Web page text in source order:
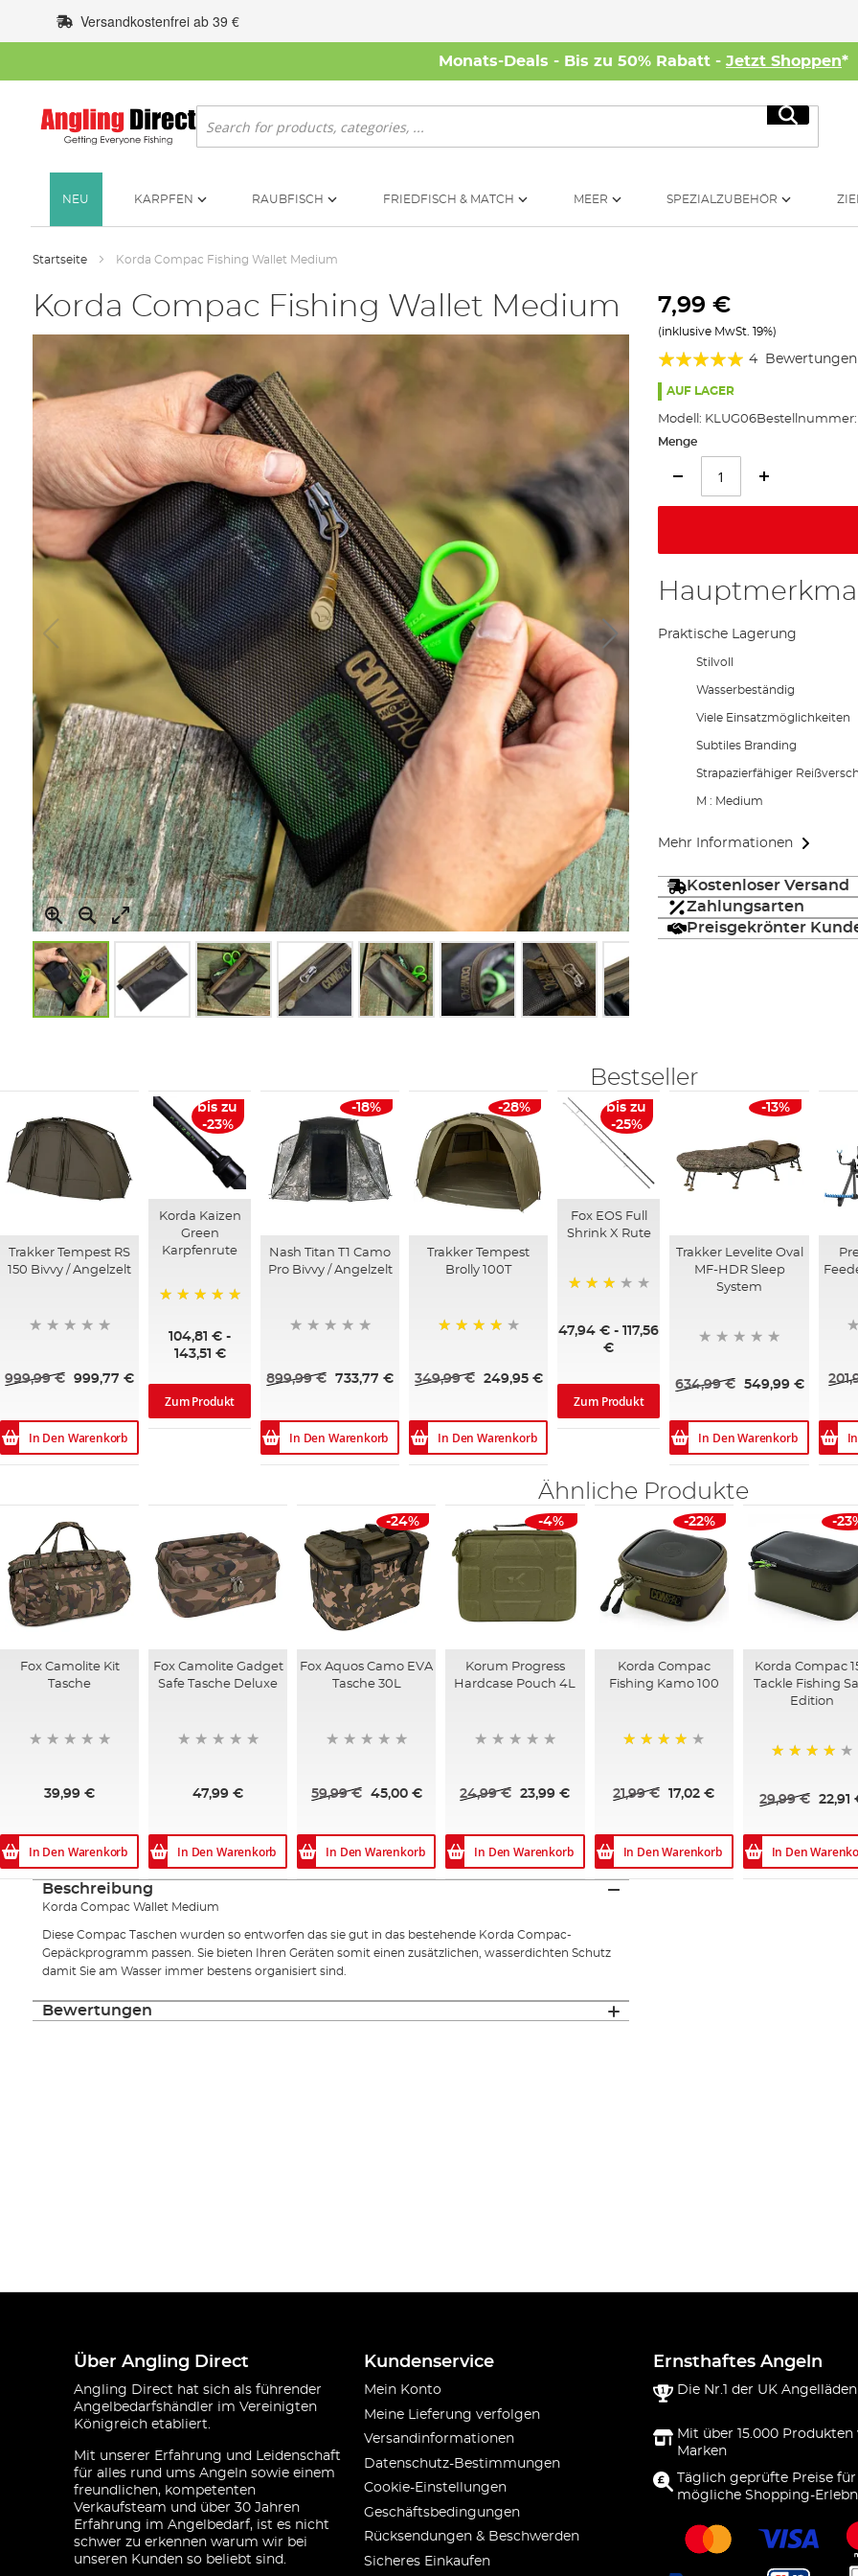
Inhalt
springen
Versandkostenfrei ab 39 €
Monats-Deals - Bis zu 50% Rabatt - Jetzt Shoppen*
Suche
Suche
NEU KARPFEN RAUBFISCH FRIEDFISCH & MATCH MEER SPEZIALZUBEHÖR
Startseite Korda Compac Fishing Wallet Medium
Korda Compac Fishing Wallet Medium
Bildgalerie
springen
7,99 €
(inklusive MwSt. 19%)
Bewertung:
100%
4 Bewertungen
AUF LAGER
Modell: KLUG06Bestellnummer:
Menge
Praktische Lagerung
Stilvoll
Wasserbeständig
Viele Einsatzmöglichkeiten
Subtiles Branding
Strapazierfähiger
M : Medium
Mehr Informationen
Kostenloser Versand
Zahlungsarten
Preisgekrönter
Bestseller
Trakker Tempest RS
150 Bivvy / Angelzelt
999,99 € 999,77 €
In Den Warenkorb
bis zu
-23%
Korda Kaizen
Green
Karpfenrute
104,81 € -
143,51 €
Zum Produkt
-18%
Nash Titan T1 Camo
Pro Bivvy / Angelzelt
899,99 € 733,77 €
In Den Warenkorb
-28%
Trakker Tempest
Brolly 100T
349,99 € 249,95 €
In Den Warenkorb
bis zu
-25%
Fox EOS Full
Shrink X Rute
47,94 € -117,56
€
Zum Produkt
-13%
Trakker Levelite Oval
MF-HDR Sleep
System
634,99 € 549,99 €
In Den Warenkorb
Ähnliche Produkte
Fox Camolite Kit
Tasche
39,99 €
In Den Warenkorb
Fox Camolite Gadget
Safe Tasche Deluxe
47,99 €
In Den Warenkorb
-24%
Fox Aquos Camo EVA
Tasche 30L
59,99 € 45,00 €
In Den Warenkorb
-4%
Korum Progress
Hardcase Pouch 4L
24,99 € 23,99 €
In Den Warenkorb
-22%
Korda Compac
Fishing Kamo 100
21,99 € 17,02 €
In Den Warenkorb
-
Korda Compac
Tackle Fishing
Edition
29,99 € 22,91
In Den
Beschreibung
Korda Compac Wallet Medium
Diese Compac Taschen wurden so entworfen das sie gut in das bestehende Korda Compac-
Gepäckprogramm passen. Sie bieten Ihren Geräten somit einen zusätzlichen, wasserdichten Schutz
damit Sie am Wasser immer bestens organisiert sind.
Bewertungen
Über Angling Direct
Angling Direct hat sich als führender
Angelbedarfshändler im Vereinigten
Königreich etabliert.
Mit unserer Erfahrung und Leidenschaft
für alles rund ums Angeln sowie einem
freundlichen, kompetenten
Verkaufsteam und über 30 Jahren
Erfahrung im Angelbedarf, ist es nicht
schwer zu erkennen warum wir bei
unseren Kunden so beliebt sind.
Kundenservice
Mein Konto
Meine Lieferung verfolgen
Versandinformationen
Datenschutz-Bestimmungen
Cookie-Einstellungen
Geschäftsbedingungen
Rücksendungen & Beschwerden
Sicheres Einkaufen
Ernsthaftes Angeln
Die Nr.1 der UK
Mit über 15.000 Produkten
Marken
Täglich geprüfte Preise
mögliche Shopping-